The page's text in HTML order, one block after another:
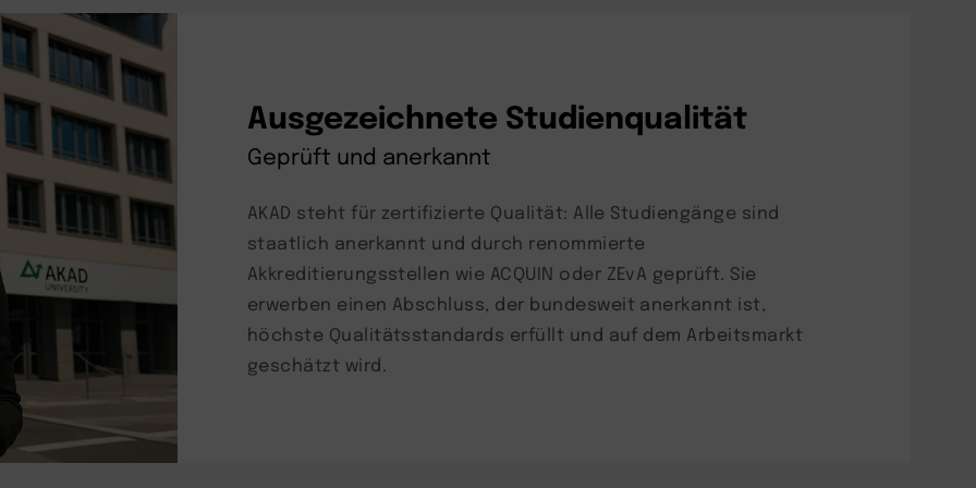
Ausgezeichnete Studienqualität
Geprüft und anerkannt
AKAD steht für zertifizierte Qualität: Alle Studiengänge sind
staatlich anerkannt und durch renommierte
Akkreditierungsstellen wie ACQUIN oder ZEvA geprüft. Sie
erwerben einen Abschluss, der bundesweit anerkannt ist,
höchste Qualitätsstandards erfüllt und auf dem Arbeitsmarkt
geschätzt wird.